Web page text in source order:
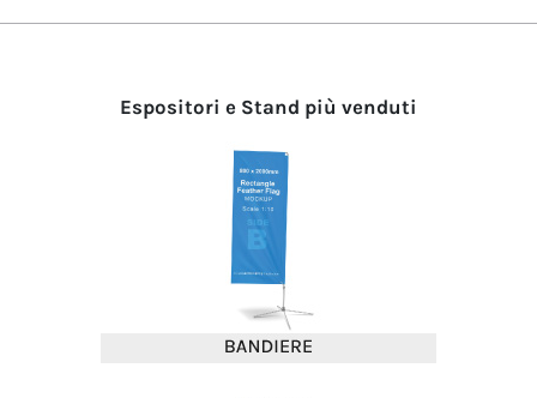
Espositori e Stand più venduti